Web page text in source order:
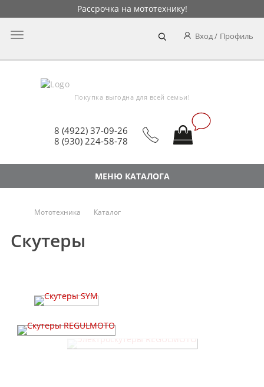
Рассрочка на мототехнику!
Вход Профиль
Главное
8 (4922) 37-09-26
8 (930) 224-58-78
Покупка выгодна для всей семьи!
МЕНЮ КАТАЛОГА
Мототехника Каталог
Скутеры
Электроскутеры REGULMOTO